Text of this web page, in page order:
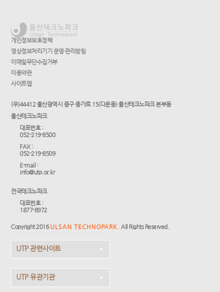
개인정보보호정책
영상정보처리기기 운영·관리방침
이메일무단수집거부
이용약관
사이트맵
(우)44412 울산광역시 중구 종가로 15(다운동) 울산테크노파크 본부동
울산테크노파크
대표번호 :
052-219-8500
FAX :
052-219-8509
E-mail :
info@utp.or.kr
전국테크노파크
대표번호 :
1877-8972
Copyright 2016 ULSAN TECHNOPARK. All Rights Reserved.
UTP 관련사이트
UTP 유관기관